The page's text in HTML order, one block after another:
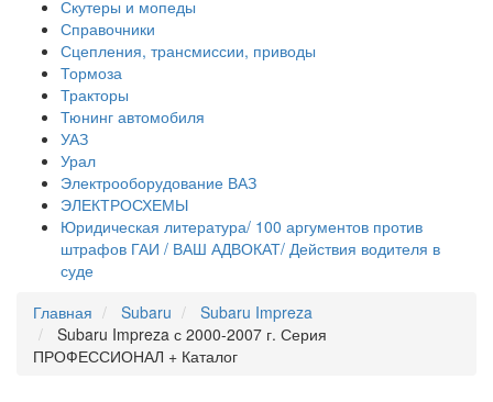
Скутеры и мопеды
Справочники
Сцепления, трансмиссии, приводы
Тормоза
Тракторы
Тюнинг автомобиля
УАЗ
Урал
Электрооборудование ВАЗ
ЭЛЕКТРОСХЕМЫ
Юридическая литература/ 100 аргументов против
штрафов ГАИ / ВАШ АДВОКАТ/ Действия водителя в
суде
Главная
Subaru
Subaru Impreza
Subaru Impreza с 2000-2007 г. Серия
ПРОФЕССИОНАЛ + Каталог